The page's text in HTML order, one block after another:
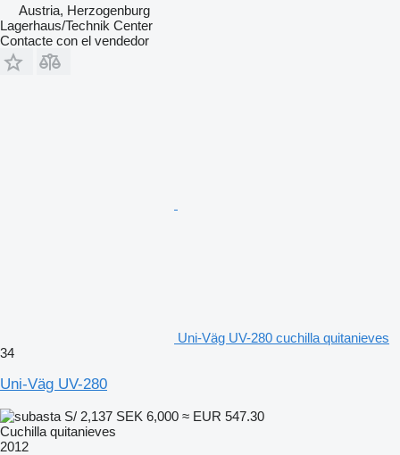
Austria, Herzogenburg
Lagerhaus/Technik Center
Contacte con el vendedor
Uni-Väg UV-280 cuchilla quitanieves
34
Uni-Väg UV-280
S/ 2,137 SEK 6,000 ≈ EUR 547.30
Cuchilla quitanieves
2012